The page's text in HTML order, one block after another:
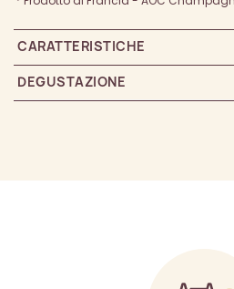
CARATTERISTICHE
DEGUSTAZIONE